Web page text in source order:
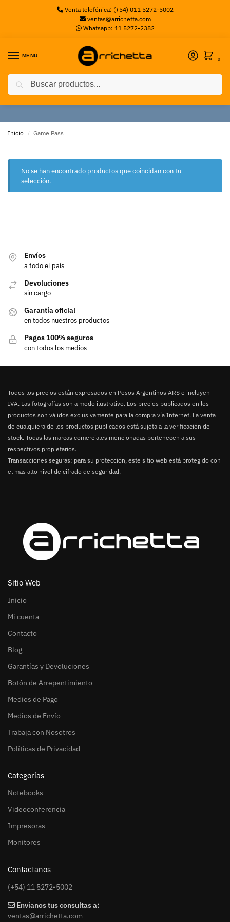
Venta telefónica: (+54) 011 5272-5002
ventas@arrichetta.com
Whatsapp: 11 5272-2382
MENU
0
Game Pass
Inicio / Game Pass
No se han encontrado productos que coincidan con tu
selección.
Envíos
a todo el país
Devoluciones
sin cargo
Garantía oficial
en todos nuestros productos
Pagos 100% seguros
con todos los medios
Todos los precios están expresados en Pesos Argentinos AR$ e incluyen
IVA. Las fotografías son a modo ilustrativo. Los precios publicados en los
productos son válidos exclusivamente para la compra vía Internet. La venta
de cualquiera de los productos publicados está sujeta a la verificación de
stock. Todas las marcas comerciales mencionadas pertenecen a sus
respectivos propietarios.
Transacciones seguras: para su protección, este sitio web está protegido con
el mas alto nivel de cifrado de seguridad.
Sitio Web
Inicio
Mi cuenta
Contacto
Blog
Garantías y Devoluciones
Botón de Arrepentimiento
Medios de Pago
Medios de Envío
Trabaja con Nosotros
Políticas de Privacidad
Categorías
Notebooks
Videoconferencia
Impresoras
Monitores
Contactanos
(+54) 11 5272-5002
Envianos tus consultas a:
ventas@arrichetta.com